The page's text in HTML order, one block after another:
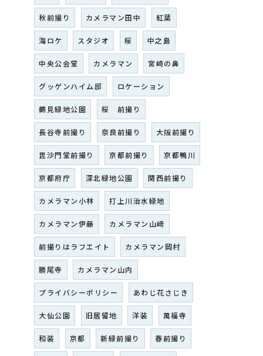
秋前撮り カメラマン田中 紅葉
海ロケ スタジオ 桜 中之島
中央公会堂 カメラマン 宮崎の鼻
グッゲンハイム邸 ロケーション
鶴見緑地公園 桜 前撮り
長谷寺前撮り 奈良前撮り 大阪前撮り
毘沙門堂前撮り 京都前撮り 京都鴨川
京都府庁 深北緑地公園 関西前撮り
カメラマン小林 打上川治水緑地
カメラマン伊藤 カメラマン山﨑
前撮りはラフエイト カメラマン岡村
勝尾寺 カメラマン山内
プライバシーポリシー あわじ花さじき
大仙公園 旧居留地 洋装 萬福寺
和装 京都 新緑前撮り 春前撮り